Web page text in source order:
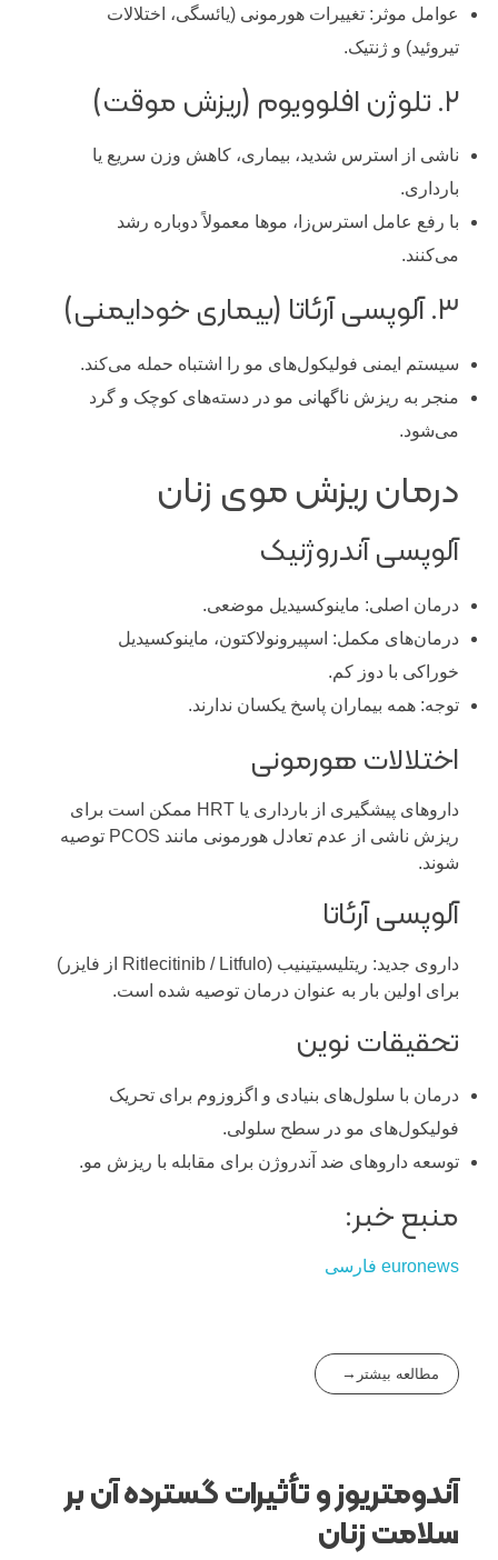
عوامل موثر: تغییرات هورمونی (یائسگی، اختلالات
تیروئید) و ژنتیک.
۲. تلوژن افلوویوم (ریزش موقت)
ناشی از استرس شدید، بیماری، کاهش وزن سریع یا
بارداری.
با رفع عامل استرس‌زا، موها معمولاً دوباره رشد
می‌کنند.
۳. آلوپسی آرئاتا (بیماری خودایمنی)
سیستم ایمنی فولیکول‌های مو را اشتباه حمله می‌کند.
منجر به ریزش ناگهانی مو در دسته‌های کوچک و گرد
می‌شود.
درمان ریزش موی زنان
آلوپسی آندروژنیک
درمان اصلی: ماینوکسیدیل موضعی.
درمان‌های مکمل: اسپیرونولاکتون، ماینوکسیدیل
خوراکی با دوز کم.
توجه: همه بیماران پاسخ یکسان ندارند.
اختلالات هورمونی
داروهای پیشگیری از بارداری یا HRT ممکن است برای
ریزش ناشی از عدم تعادل هورمونی مانند PCOS توصیه
شوند.
آلوپسی آرئاتا
داروی جدید: ریتلیسیتینیب (Ritlecitinib / Litfulo از فایزر)
برای اولین بار به عنوان درمان توصیه شده است.
تحقیقات نوین
درمان با سلول‌های بنیادی و اگزوزوم برای تحریک
فولیکول‌های مو در سطح سلولی.
توسعه داروهای ضد آندروژن برای مقابله با ریزش مو.
منبع خبر:
euronews فارسی
مطالعه بیشتر
آندومتریوز و تأثیرات گسترده آن بر
سلامت زنان